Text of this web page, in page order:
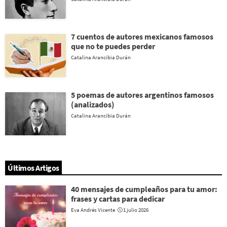
7 cuentos de autores mexicanos famosos
que no te puedes perder
Catalina Arancibia Durán
5 poemas de autores argentinos famosos
(analizados)
Catalina Arancibia Durán
Últimos Artigos
40 mensajes de cumpleaños para tu amor:
frases y cartas para dedicar
Eva Andrés Vicente 1 julio 2026